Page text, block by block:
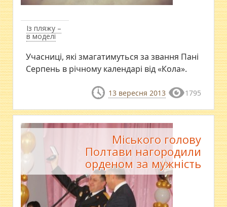
Із пляжу –
в моделі
Учасниці, які змагатимуться за звання Пані
Серпень в річному календарі від «Кола».
13 вересня 2013 1795
Міського голову
Полтави нагородили
орденом за мужність